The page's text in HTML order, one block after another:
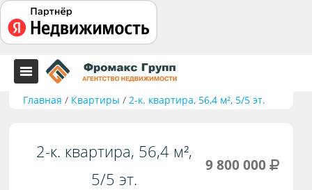
Главная / Квартиры /2-к. квартира, 56,4 м², 5/5 эт.
2-к. квартира, 56,4 м²,
5/5 эт.
9 800 000